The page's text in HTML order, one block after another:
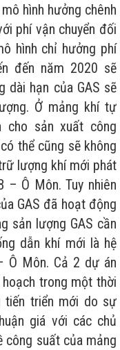
hình hưởng chênh
phí vận chuyển đối
hình chỉ hưởng phí
đến năm 2020 sẽ
dài hạn của GAS sẽ
Ở mảng khí tự
cho sản xuất công
thể cũng sẽ không
lượng khí mới phát
– Ô Môn. Tuy nhiên
GAS đã hoạt động
sản lượng GAS cần
dẫn khí mới là hệ
Ô Môn. Cả 2 dự án
trong một thời
tiến triển mới do sự
giá với các chủ
công suất của mảng